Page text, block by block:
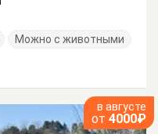
Можно с животными
в августе
от 4000₽